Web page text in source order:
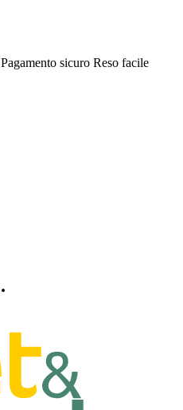
Pagamento sicuro Reso facile